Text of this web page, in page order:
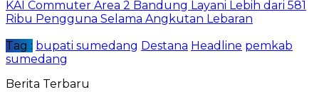
KAI Commuter Area 2 Bandung Layani Lebih dari 581
Ribu Pengguna Selama Angkutan Lebaran
Tag : bupati sumedang Destana Headline pemkab
sumedang
Berita Terbaru